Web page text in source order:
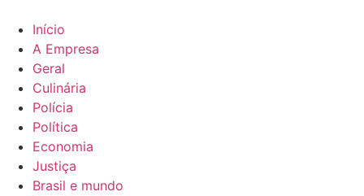
para
conteúdo
Início
A Empresa
Geral
Culinária
Polícia
Política
Economia
Justiça
Brasil e mundo